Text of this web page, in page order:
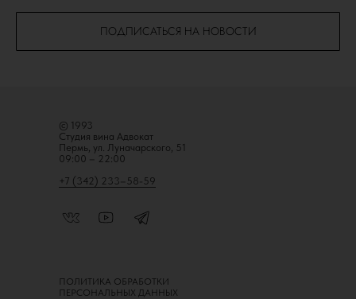
ПОДПИСАТЬСЯ НА НОВОСТИ
© 1993
Студия вина Адвокат
Пермь, ул. Луначарского, 51
09:00 – 22:00
+7 (342) 233–58-59
ПОЛИТИКА ОБРАБОТКИ
ПЕРСОНАЛЬНЫХ ДАННЫХ